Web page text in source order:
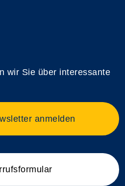
wir Sie über interessante
anmelden